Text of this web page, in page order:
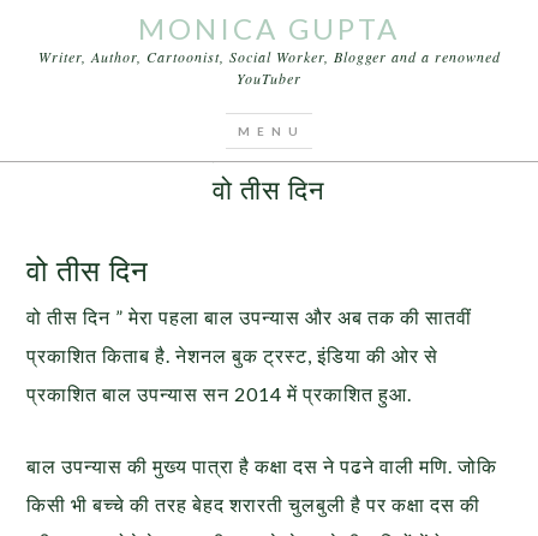
MONICA GUPTA
Writer, Author, Cartoonist, Social Worker, Blogger and a renowned
YouTuber
वो तीस दिन
वो तीस दिन
वो तीस दिन ” मेरा पहला बाल उपन्यास और अब तक की सातवीं
प्रकाशित किताब है. नेशनल बुक ट्रस्ट, इंडिया की ओर से
प्रकाशित बाल उपन्यास सन 2014 में प्रकाशित हुआ.
बाल उपन्यास की मुख्य पात्रा है कक्षा दस ने पढने वाली मणि. जोकि
किसी भी बच्चे की तरह बेहद शरारती चुलबुली है पर कक्षा दस की